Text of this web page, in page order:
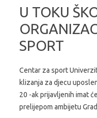
U TOKU
SPORT
Centar za sport
klizanja za djecu
20 -ak prijavljenih imat
prelijepom ambijetu